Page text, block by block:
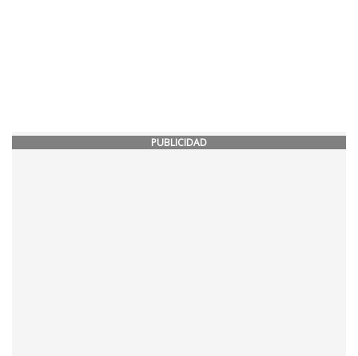
PUBLICIDAD